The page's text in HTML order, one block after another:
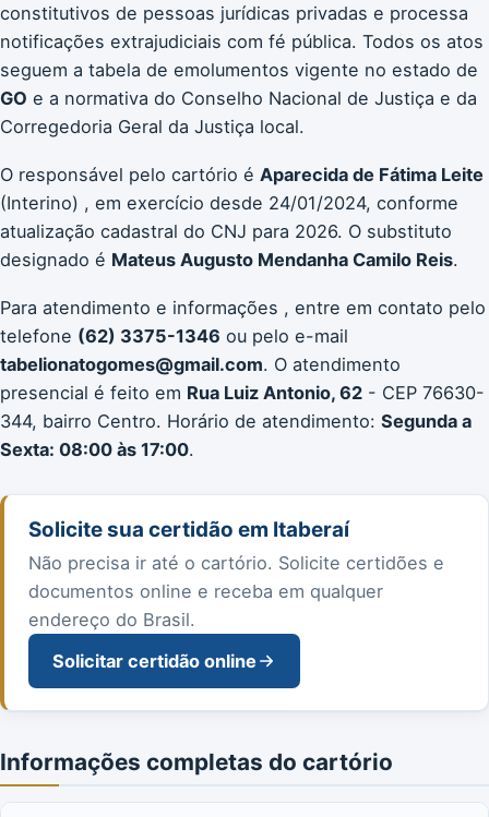
constitutivos de pessoas jurídicas privadas e processa
notificações extrajudiciais com fé pública. Todos os atos
seguem a tabela de emolumentos vigente no estado de
GO e a normativa do Conselho Nacional de Justiça e da
Corregedoria Geral da Justiça local.
O responsável pelo cartório é Aparecida de Fátima Leite
(Interino) , em exercício desde 24/01/2024, conforme
atualização cadastral do CNJ para 2026. O substituto
designado é Mateus Augusto Mendanha Camilo Reis.
Para atendimento e informações , entre em contato pelo
telefone (62) 3375-1346 ou pelo e-mail
tabelionatogomes@gmail.com. O atendimento
presencial é feito em Rua Luiz Antonio, 62 - CEP 76630-
344, bairro Centro. Horário de atendimento: Segunda a
Sexta: 08:00 às 17:00.
Solicite sua certidão em Itaberaí
Não precisa ir até o cartório. Solicite certidões e
documentos online e receba em qualquer
endereço do Brasil.
Solicitar certidão online
Informações completas do cartório